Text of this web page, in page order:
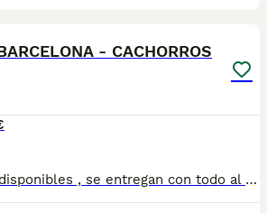
- CACHORROS
machos y hembras disponibles , se entregan con todo al dia respecto a documentación y condiciones sanitarias , tanto así que hacemos entregas totalmente personalizadas y sin un euro por adelantado , obtenerse personas no aptas para tener perros , solo personas responsables. hacemos entregas a toda ESPAÑA . mas info 670864332 .. GRACIAS DE ANTE MANO